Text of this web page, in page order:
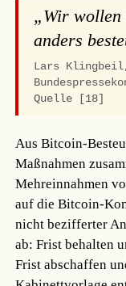
„Wir wollen
anders
Lars
Quelle [18]
Aus Bitcoin-
Maßnahmen
Mehreinnahmen
auf die Bitcoin-
nicht bezifferter
ab: Frist behalten
Frist abschaffen